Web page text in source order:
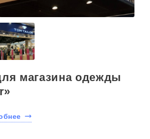
магазина одежды